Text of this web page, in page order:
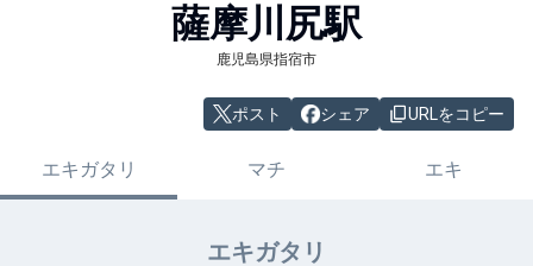
薩摩川尻駅
鹿児島県指宿市
ポスト シェア URLをコピー
エキガタリ マチ エキ
エキガタリ